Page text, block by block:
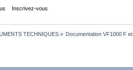
Inscrivez-vous
TECHNIQUES» Documentation VF1000 F